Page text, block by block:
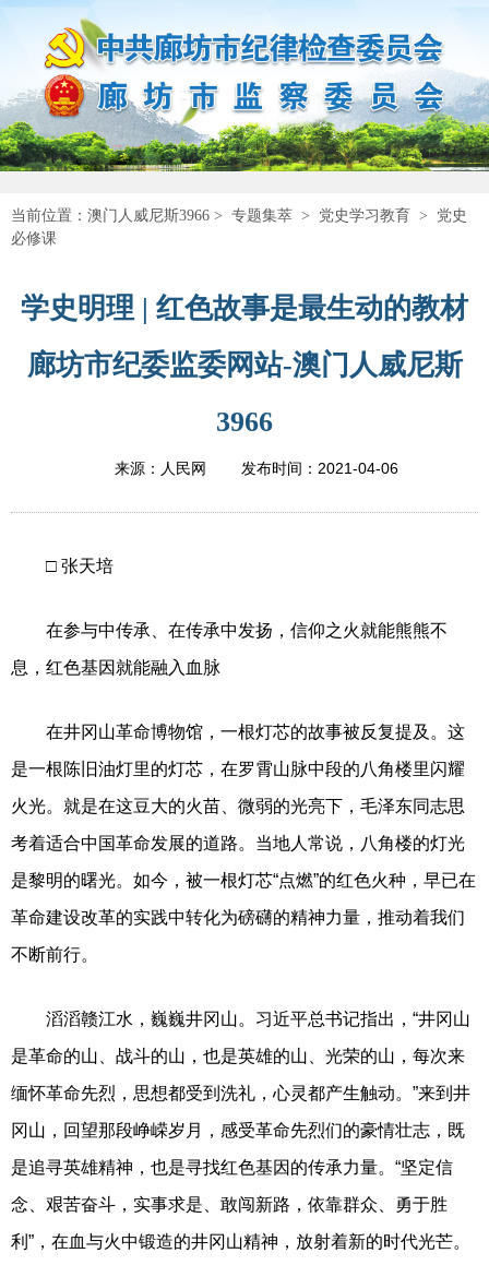
当前位置： 澳门人威尼斯3966 > 专题集萃 > 党史学习教育 > 党史
必修课
学史明理 | 红色故事是最生动的教材
廊坊市纪委监委网站-澳门人威尼斯
3966
来源：人民网 发布时间： 2021-04-06
□ 张天培
在参与中传承、在传承中发扬，信仰之火就能熊熊不
息，红色基因就能融入血脉
在井冈山革命博物馆，一根灯芯的故事被反复提及。这
是一根陈旧油灯里的灯芯，在罗霄山脉中段的八角楼里闪耀
火光。就是在这豆大的火苗、微弱的光亮下，毛泽东同志思
考着适合中国革命发展的道路。当地人常说，八角楼的灯光
是黎明的曙光。如今，被一根灯芯“点燃”的红色火种，早已在
革命建设改革的实践中转化为磅礴的精神力量，推动着我们
不断前行。
滔滔赣江水，巍巍井冈山。习近平总书记指出，“井冈山
是革命的山、战斗的山，也是英雄的山、光荣的山，每次来
缅怀革命先烈，思想都受到洗礼，心灵都产生触动。”来到井
冈山，回望那段峥嵘岁月，感受革命先烈们的豪情壮志，既
是追寻英雄精神，也是寻找红色基因的传承力量。“坚定信
念、艰苦奋斗，实事求是、敢闯新路，依靠群众、勇于胜
利”，在血与火中锻造的井冈山精神，放射着新的时代光芒。